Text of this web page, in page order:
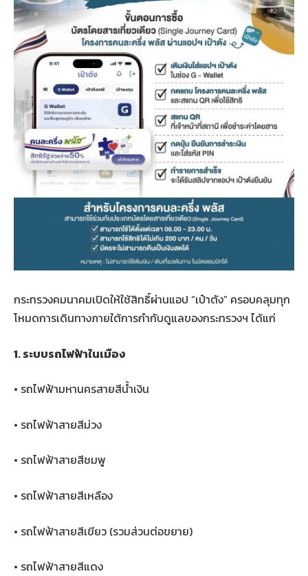
กระทรวงคมนาคมเปิดให้ใช้สิทธิ์ผ่านแอป “เป๋าตัง” ครอบคลุมทุก
โหมดการเดินทางภายใต้การกำกับดูแลของกระทรวงฯ ได้แก่
1. ระบบรถไฟฟ้าในเมือง
• รถไฟฟ้ามหานครสายสีน้ำเงิน
• รถไฟฟ้าสายสีม่วง
• รถไฟฟ้าสายสีชมพู
• รถไฟฟ้าสายสีเหลือง
• รถไฟฟ้าสายสีเขียว (รวมส่วนต่อขยาย)
• รถไฟฟ้าสายสีแดง